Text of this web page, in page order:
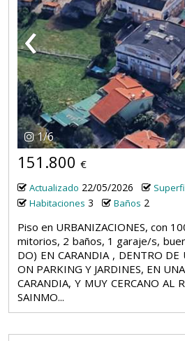
‹
1/6
151.800 €
Actualizado 22/05/2026
Habitaciones 3 Baños 2
Piso en URBANIZACIONES, con
mitorios, 2 baños, 1 garaje/s,
DO) EN CARANDIA , DENTRO DE
ON PARKING Y JARDINES, EN
CARANDIA, Y MUY CERCANO AL
SAINMO...